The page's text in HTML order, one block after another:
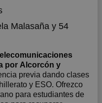
Malasañay 54
por Alcorcón y
previa dando clases
y ESO. Ofrezco
para estudiantes de